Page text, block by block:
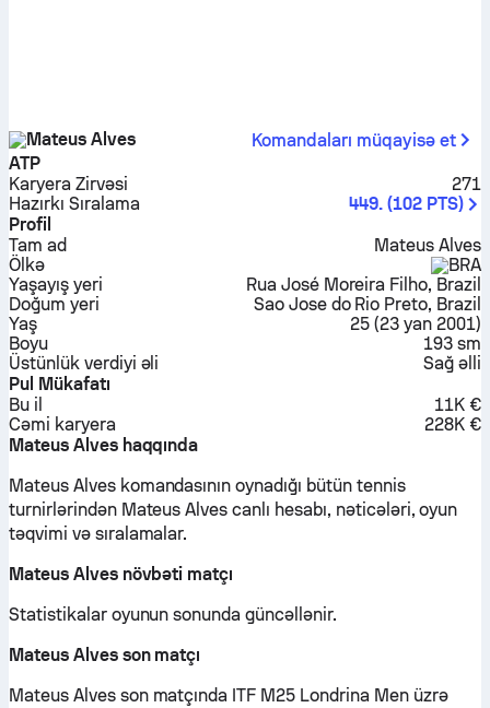
Mateus Alves
Komandaları müqayisə et
ATP
Karyera Zirvəsi
271
Hazırkı Sıralama
449. (102 PTS)
Profil
Tam ad
Mateus Alves
Ölkə
BRA
Yaşayış yeri
Rua José Moreira Filho, Brazil
Doğum yeri
Sao Jose do Rio Preto, Brazil
Yaş
25 (23 yan 2001)
Boyu
193 sm
Üstünlük verdiyi əli
Sağ əlli
Pul Mükafatı
Bu il
11K €
Cəmi karyera
228K €
Mateus Alves haqqında
Mateus Alves komandasının oynadığı bütün tennis
turnirlərindən Mateus Alves canlı hesabı, nəticələri, oyun
təqvimi və sıralamalar.
Mateus Alves növbəti matçı
Statistikalar oyunun sonunda güncəllənir.
Mateus Alves son matçı
Mateus Alves son matçında ITF M25 Londrina Men üzrə